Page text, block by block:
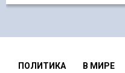
ПОЛИТИКА В МИРЕ